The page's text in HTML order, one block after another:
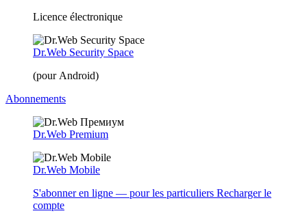
Licence électronique
Dr.Web Security Space
(pour Android)
Abonnements
Dr.Web Premium
Dr.Web Mobile
S'abonner en ligne — pour les particuliers Recharger le
compte